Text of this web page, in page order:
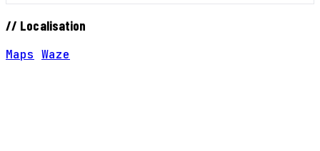
// Localisation
Maps Waze